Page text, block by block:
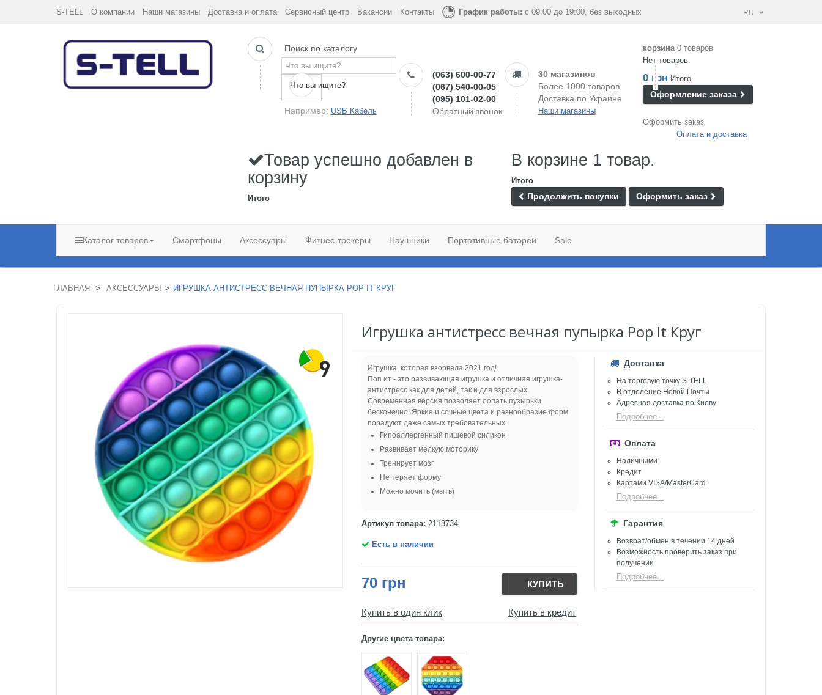
S-TELL О компании Наши магазины Доставка и оплата Сервисный центр Вакансии Контакты График работы: с 09:00 до 19:00, без выходных RU
Поиск по каталогу
Что вы ищите?
Например: USB Кабель
(063) 600-00-77
(067) 540-00-05
(095) 101-02-00
Обратный звонок
30 магазинов
Более 1000 товаров
Доставка по Украине
Наши магазины
корзина 0 товаров
Нет товаров
0 грн Итого
Оформление заказа
Оформить заказ
Оплата и доставка
Товар успешно добавлен в
корзину
Итого
В корзине 1 товар.
Итого
Продолжить покупки Оформить заказ
Каталог товаров Смартфоны Аксессуары Фитнес-трекеры Наушники Портативные батареи Sale
ГЛАВНАЯ > АКСЕССУАРЫ > ИГРУШКА АНТИСТРЕСС ВЕЧНАЯ ПУПЫРКА POP IT КРУГ
Игрушка антистресс вечная пупырка Pop It Круг
Игрушка, которая взорвала 2021 год!
Поп ит - это развивающая игрушка и отличная игрушка-
антистресс как для детей, так и для взрослых.
Современная версия позволяет лопать пузырьки
бесконечно! Яркие и сочные цвета и разнообразие форм
порадуют даже самых требовательных.
Гипоаллергенный пищевой силикон
Развивает мелкую моторику
Тренирует мозг
Не теряет форму
Можно мочить (мыть)
Артикул товара: 2113734
Есть в наличии
70 грн КУПИТЬ
Купить в один клик Купить в кредит
Другие цвета товара:
Доставка
На торговую точку S-TELL
В отделение Новой Почты
Адресная доставка по Киеву
Подробнее...
Оплата
Наличными
Кредит
Картами VISA/MasterCard
Подробнее...
Гарантия
Возврат/обмен в течении 14 дней
Возможность проверить заказ при
получении​
Подробнее...